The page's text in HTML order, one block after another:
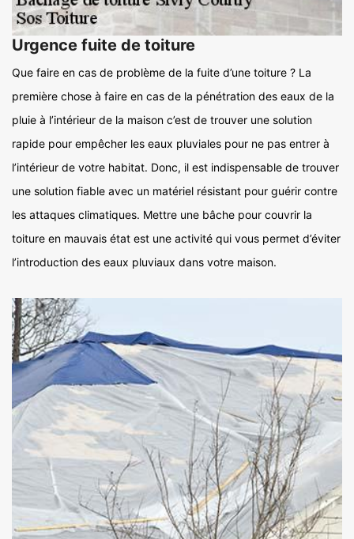
Urgence fuite de toiture
Que faire en cas de problème de la fuite d’une toiture ? La
première chose à faire en cas de la pénétration des eaux de la
pluie à l’intérieur de la maison c’est de trouver une solution
rapide pour empêcher les eaux pluviales pour ne pas entrer à
l’intérieur de votre habitat. Donc, il est indispensable de trouver
une solution fiable avec un matériel résistant pour guérir contre
les attaques climatiques. Mettre une bâche pour couvrir la
toiture en mauvais état est une activité qui vous permet d’éviter
l’introduction des eaux pluviaux dans votre maison.